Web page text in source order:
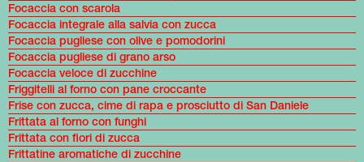
Focaccia con scarola
Focaccia integrale alla salvia con zucca
Focaccia pugliese con olive e pomodorini
Focaccia pugliese di grano arso
Focaccia veloce di zucchine
Friggitelli al forno con pane croccante
Frise con zucca, cime di rapa e prosciutto di San Daniele
Frittata al forno con funghi
Frittata con fiori di zucca
Frittatine aromatiche di zucchine